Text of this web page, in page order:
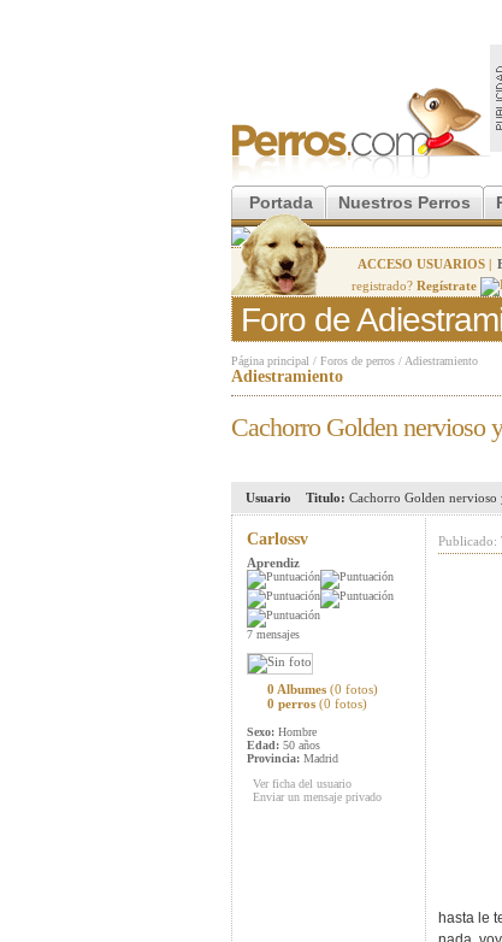
Portada Nuestros Perros
ACCESO USUARIOS |
registrado? Regístrate
Foro de
Página principal / Foros de perros / Adiestramiento
Adiestramiento
Cachorro Golden nervioso
Usuario Titulo: Cachorro Golden nervioso
Carlossv
Aprendiz
7 mensajes
0 Albumes (0 fotos)
0 perros (0 fotos)
Sexo: Hombre
Edad: 50 años
Provincia: Madrid
Ver ficha del usuario
Enviar un mensaje privado
Publicado:
hasta le